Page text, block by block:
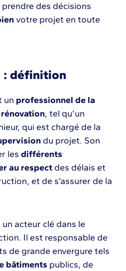
des décisions
votre projet en toute
: définition
un professionnel de la
rénovation, tel qu’un
qui est chargé de la
du projet. Son
les différents
au respect des délais et
et de s’assurer de la
acteur clé dans le
Il est responsable de
de grande envergure tels
bâtiments publics, de